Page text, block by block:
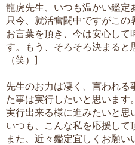
龍虎先生、いつも温かい鑑定
只今、就活奮闘中ですがこ
お言葉を頂き、今は安心して
す。もう、そろそろ決まると
（笑）]
先生のお力は凄く、言われ
た事は実行したいと思います。
実行出来る様に進みたいと思
いつも、こんな私を応援して
また、近々鑑定宜しくお願い